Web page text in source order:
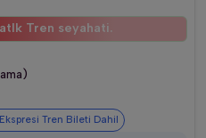
Tren seyahati.
Tren Bileti Dahil